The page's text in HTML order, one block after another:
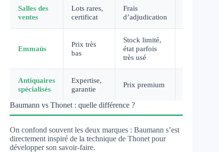
Salles des
ventes
Lots rares,
certificat
Frais
d’adjudication
Emmaüs
Prix très
bas
Stock limité,
état parfois
très usé
Antiquaires
spécialisés
Expertise,
garantie
Prix premium
Baumann vs Thonet : quelle différence ?
On confond souvent les deux marques : Baumann s’est
directement inspiré de la technique de Thonet pour
développer son savoir-faire.